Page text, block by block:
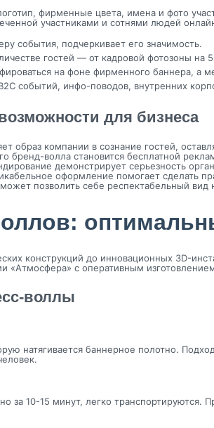
фирменные цвета, имена и фото
участниками и сотнями людей
события, подчеркивает его значимость.
гостей — от кадровой фотозоны на
на фоне фирменного баннера, а
событий, инфо-поводов, внутренних
для бизнеса
образ компании в сознание гостей,
бренд-волла становится бесплатной
демонстрирует серьезность
оформление помогает сделать
позволить себе респектабельный вид
конструкций до инновационных 3D-
«Атмосфера» с оперативным
воллы
натягивается баннерное полотно.
за 10-15 минут, легко